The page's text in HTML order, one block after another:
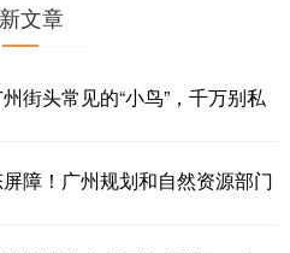
文章
街头常见的“小鸟”，千万别私
障！广州规划和自然资源部门